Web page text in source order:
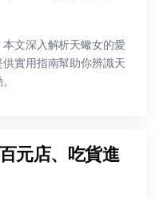
文深入解析天蠍女的愛
實用指南幫助你辨識天
元店、吃貨進